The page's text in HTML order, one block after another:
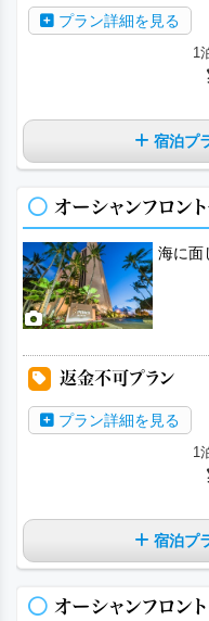
プラン詳細を見る
1
宿泊プ
オーシャンフロン
海に面
返金不可プラン
プラン詳細を見る
1
宿泊プ
オーシャンフロン